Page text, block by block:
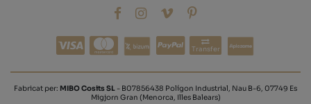
Transfer
Fabricat per: MIBO Cosits SL - B07856438 Polígon Industrial, Nau B-6, 07749 Es
Migjorn Gran (Menorca, Illes Balears)